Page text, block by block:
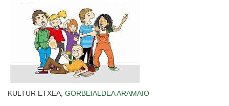
KULTUR ETXEA, GORBEIALDEAARAMAIO